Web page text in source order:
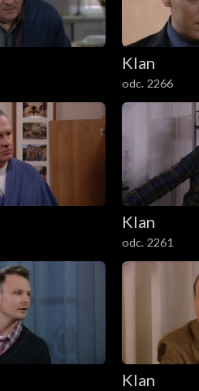
Klan
odc. 2266
Klan
odc. 2261
Klan